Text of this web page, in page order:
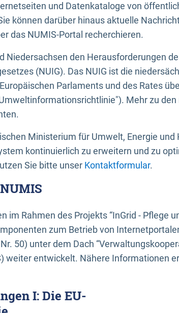
und Datenkataloge von
können darüber hinaus aktuelle
das NUMIS-Portal recherchieren.
Niedersachsen den Herausforderungen
(NUIG). Das NUIG ist die
Parlaments und des Rates
Mehr zu den
Ministerium für Umwelt, Energie und
kontinuierlich zu erweitern und zu
Sie bitte unser Kontaktformular.
Rahmen des Projekts “InGrid - Pflege
zum Betrieb von
50) unter dem Dach
weiter entwickelt. Nähere Informationen
I: Die EU-